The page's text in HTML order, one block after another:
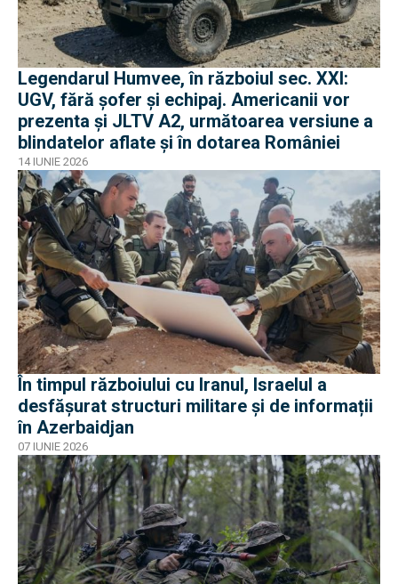
Legendarul Humvee, în războiul sec. XXI:
UGV, fără șofer și echipaj. Americanii vor
prezenta și JLTV A2, următoarea versiune a
blindatelor aflate și în dotarea României
14 IUNIE 2026
În timpul războiului cu Iranul, Israelul a
desfășurat structuri militare și de informații
în Azerbaidjan
07 IUNIE 2026